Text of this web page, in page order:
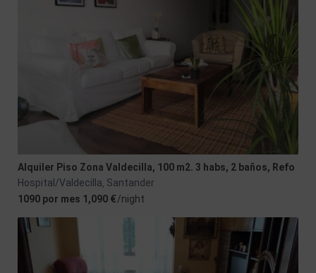
Alquiler Piso Zona Valdecilla, 100 m2. 3 habs, 2 baños, Refo
Hospital/Valdecilla, Santander
1090 por mes 1,090 €/night